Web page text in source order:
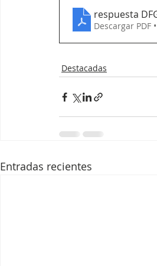
respuesta
Descargar PDF
Destacadas
Entradas recientes